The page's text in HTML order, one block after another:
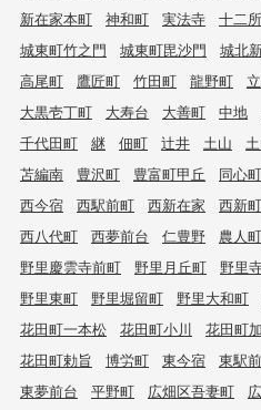
新在家本町
神和町 実法寺 十二
城東町竹之門
城東町毘沙門 城北
高尾町
鷹匠町 竹田町 龍野町
大黒壱丁町
大寿台 大善町 中地
千代田町
継 佃町 辻井 土山
苫編南
豊沢町 豊富町甲丘 同心町
西今宿
西駅前町 西新在家 西新町
西八代町
西夢前台 仁豊野 農人町
野里慶雲寺前町
野里月丘町 野里
野里東町
野里堀留町 野里大和町
花田町一本松
花田町小川 花田町
花田町勅旨
博労町 東今宿 東駅
東夢前台
平野町 広畑区吾妻町